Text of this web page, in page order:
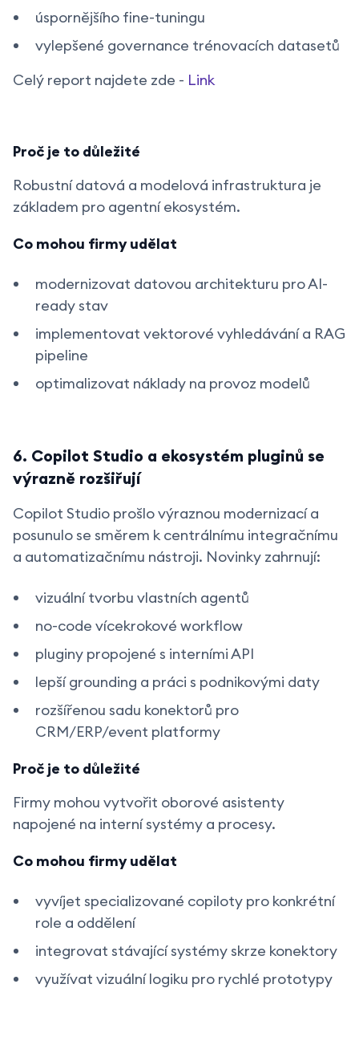
úspornějšího fine-tuningu
vylepšené governance trénovacích datasetů
Celý report najdete zde - Link
Proč je to důležité
Robustní datová a modelová infrastruktura je
základem pro agentní ekosystém.
Co mohou firmy udělat
modernizovat datovou architekturu pro AI-
ready stav
implementovat vektorové vyhledávání a RAG
pipeline
optimalizovat náklady na provoz modelů
6. Copilot Studio a ekosystém pluginů se
výrazně rozšiřují
Copilot Studio prošlo výraznou modernizací a
posunulo se směrem k centrálnímu integračnímu
a automatizačnímu nástroji. Novinky zahrnují:
vizuální tvorbu vlastních agentů
no-code vícekrokové workflow
pluginy propojené s interními API
lepší grounding a práci s podnikovými daty
rozšířenou sadu konektorů pro
CRM/ERP/event platformy
Proč je to důležité
Firmy mohou vytvořit oborové asistenty
napojené na interní systémy a procesy.
Co mohou firmy udělat
vyvíjet specializované copiloty pro konkrétní
role a oddělení
integrovat stávající systémy skrze konektory
využívat vizuální logiku pro rychlé prototypy